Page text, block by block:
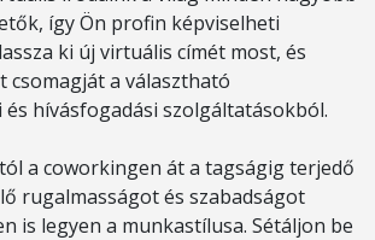
így Ön profin képviselheti
ki új virtuális címét most, és
csomagját a választható
hívásfogadási szolgáltatásokból.
a coworkingen át a tagságig terjedő
rugalmasságot és szabadságot
is legyen a munkastílusa. Sétáljon be